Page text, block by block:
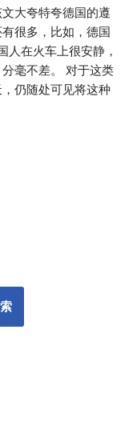
大夸特夸德国的遵
很多，比如，德国
人在火车上很安静，
毫不差。 对于这类
仍随处可见将这种